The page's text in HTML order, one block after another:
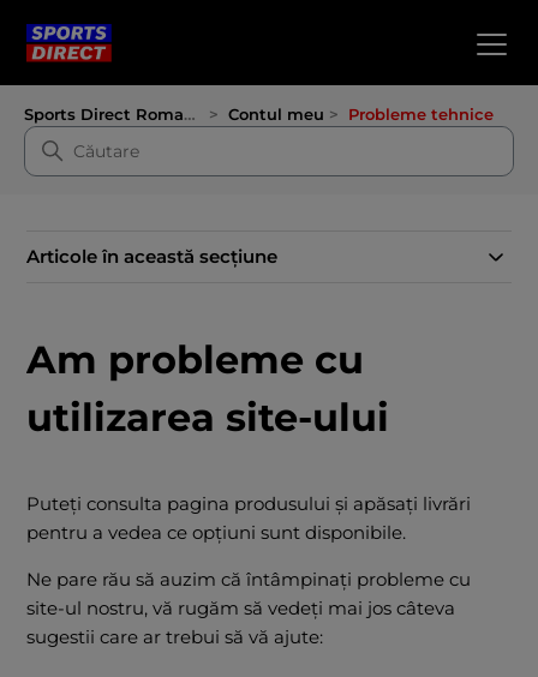
Sports Direct Romania Contul meu Probleme tehnice
Articole în această secțiune
Am probleme cu
utilizarea site-ului
Puteți consulta pagina produsului și apăsați livrări
pentru a vedea ce opțiuni sunt disponibile.
Ne pare rău să auzim că întâmpinați probleme cu
site-ul nostru, vă rugăm să vedeți mai jos câteva
sugestii care ar trebui să vă ajute: